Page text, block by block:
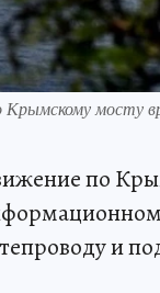
мосту
по
и